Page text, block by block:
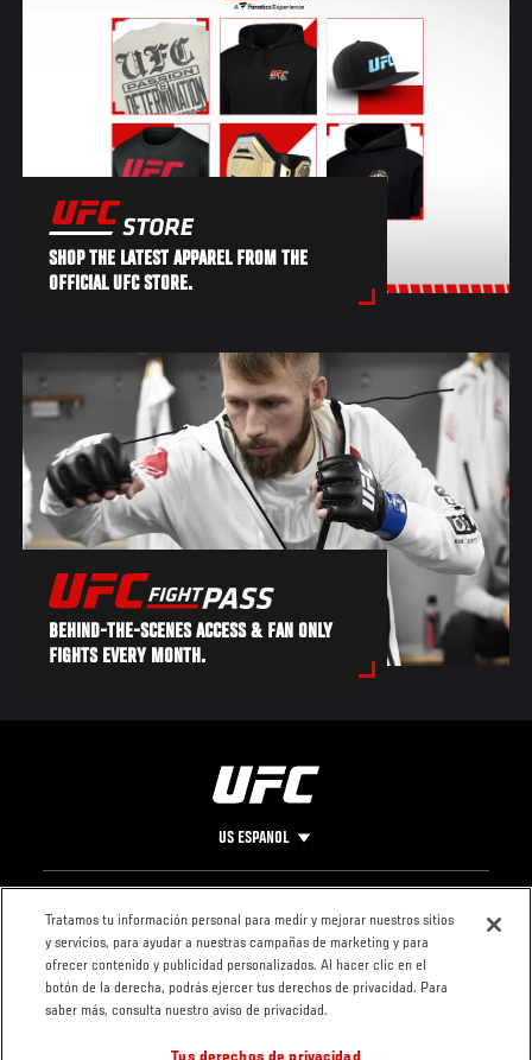
SHOP THE LATEST APPAREL FROM THE
OFFICIAL UFC STORE.
BEHIND-THE-SCENES ACCESS & FAN ONLY
FIGHTS EVERY MONTH.
US ESPANOL
Pie
de
Página
CONTACTO
LEGAL
Condiciones
Política de
privacidad
Tratamos tu información personal para medir y mejorar nuestros sitios
y servicios, para ayudar a nuestras campañas de marketing y para
ofrecer contenido y publicidad personalizados. Al hacer clic en el
botón de la derecha, podrás ejercer tus derechos de privacidad. Para
saber más, consulta nuestro aviso de privacidad.